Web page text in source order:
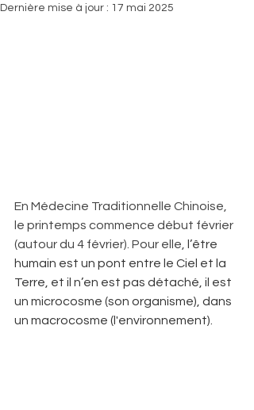
Dernière mise à jour : 17 mai 2025
En Médecine Traditionnelle Chinoise,
le printemps commence début février
(autour du 4 février). Pour elle, l’être
humain est un pont entre le Ciel et la
Terre, et il n’en est pas détaché, il est
un microcosme (son organisme), dans
un macrocosme (l'environnement).